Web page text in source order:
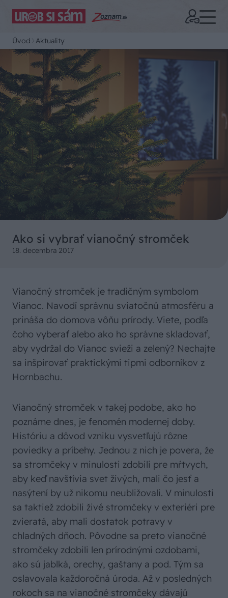
Úvod Aktuality
Ako si vybrať vianočný stromček
18. decembra 2017
Vianočný stromček je tradičným symbolom
Vianoc. Navodí správnu sviatočnú atmosféru a
prináša do domova vôňu prírody. Viete, podľa
čoho vyberať alebo ako ho správne skladovať,
aby vydržal do Vianoc svieži a zelený? Nechajte
sa inšpirovať praktickými tipmi odborníkov z
Hornbachu.
Vianočný stromček v takej podobe, ako ho
poznáme dnes, je fenomén modernej doby.
Históriu a dôvod vzniku vysvetľujú rôzne
poviedky a príbehy. Jednou z nich je povera, že
sa stromčeky v minulosti zdobili pre mŕtvych,
aby keď navštívia svet živých, mali čo jesť a
nasýtení by už nikomu neubližovali. V minulosti
sa taktiež zdobili živé stromčeky v exteriéri pre
zvieratá, aby mali dostatok potravy v
chladných dňoch. Pôvodne sa preto vianočné
stromčeky zdobili len prírodnými ozdobami,
ako sú jablká, orechy, gaštany a pod. Tým sa
oslavovala každoročná úroda. Až v posledných
rokoch sa na vianočné stromčeky dávajú